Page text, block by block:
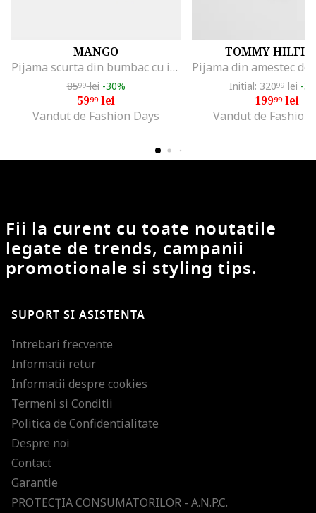
MANGO
Pijama scurta din bumbac cu imprimeu cu Mickey Mouse, Albastru lavanda/Bleumarin
8599lei -30%
5999lei
Vandut de Fashion Days
TOMMY
Initial: 32099 lei -
19999lei
Vandut de Fashion
Fii la curent cu toate noutatile
legate de trends, campanii
promotionale si styling tips.
SUPORT SI ASISTENTA
Intrebari frecvente
Informatii retur
Informatii despre cookies
Termeni si Conditii
Politica de Confidentialitate
Despre noi
Contact
Garantie
PROTECŢIA CONSUMATORILOR - A.N.P.C.